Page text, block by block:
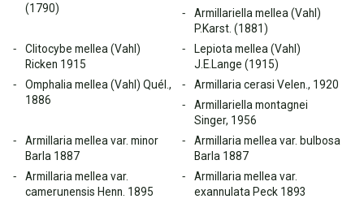
(1790)
Armillariella mellea (Vahl)
P.Karst. (1881)
Clitocybe mellea (Vahl)
Ricken 1915
Lepiota mellea (Vahl)
J.E.Lange (1915)
Omphalia mellea (Vahl) Quél.,
1886
Armillaria cerasi Velen., 1920
Armillariella montagnei
Singer, 1956
Armillaria mellea var. minor
Barla 1887
Armillaria mellea var. bulbosa
Barla 1887
Armillaria mellea var.
camerunensis Henn. 1895
Armillaria mellea var.
exannulata Peck 1893